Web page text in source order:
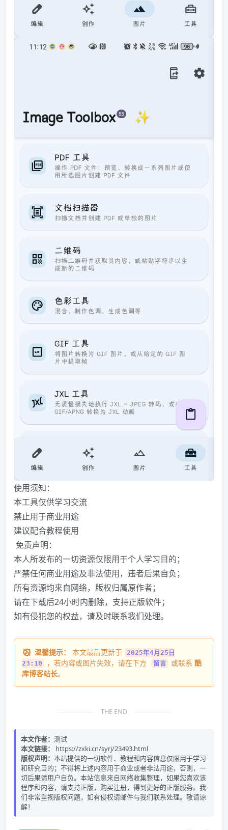
使用须知：
本工具仅供学习交流
禁止用于商业用途
建议配合教程使用
️ 免责声明：
本人所发布的一切资源仅限用于个人学习目的；
严禁任何商业用途及非法使用，违者后果自负；
所有资源均来自网络，版权归属原作者；
请在下载后24小时内删除，支持正版软件；
如有侵犯您的权益，请及时联系我们处理。
温馨提示： 本文最后更新于 2025年4月25日
23:10
，若内容或图片失效，请在下方 留言 或联系 酷
库博客站长。
THE END
本文作者： 测试
本文链接：
https://zxki.cn/syrj/23493.html
版权声明： 本站提供的一切软件、教程和内容信息仅限用于学习
和研究目的；不得将上述内容用于商业或者非法用途，否则，一
切后果请用户自负。本站信息来自网络收集整理，如果您喜欢该
程序和内容，请支持正版，购买注册，得到更好的正版服务。我
们非常重视版权问题，如有侵权请邮件与我们联系处理。敬请谅
解！